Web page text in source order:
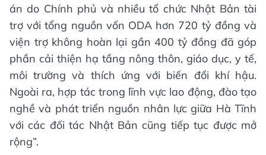
án do Chính phủ và nhiều tổ chức Nhật Bản tài
trợ với tổng nguồn vốn ODA hơn 720 tỷ đồng và
viện trợ không hoàn lại gần 400 tỷ đồng đã góp
phần cải thiện hạ tầng nông thôn, giáo dục, y tế,
môi trường và thích ứng với biến đổi khí hậu.
Ngoài ra, hợp tác trong lĩnh vực lao động, đào tạo
nghề và phát triển nguồn nhân lực giữa Hà Tĩnh
với các đối tác Nhật Bản cũng tiếp tục được mở
rộng”.